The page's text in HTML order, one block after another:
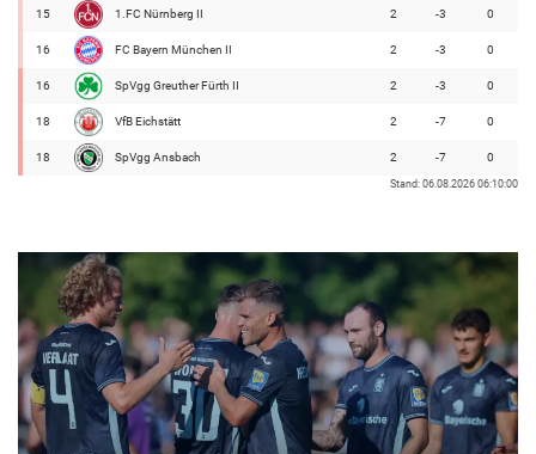
15 1.FC Nürnberg II 2 -3 0
16 FC Bayern München II 2 -3 0
16 SpVgg Greuther Fürth II 2 -3 0
18 VfB Eichstätt 2 -7 0
18 SpVgg Ansbach 2 -7 0
Stand: 06.08.2026 06:10:00